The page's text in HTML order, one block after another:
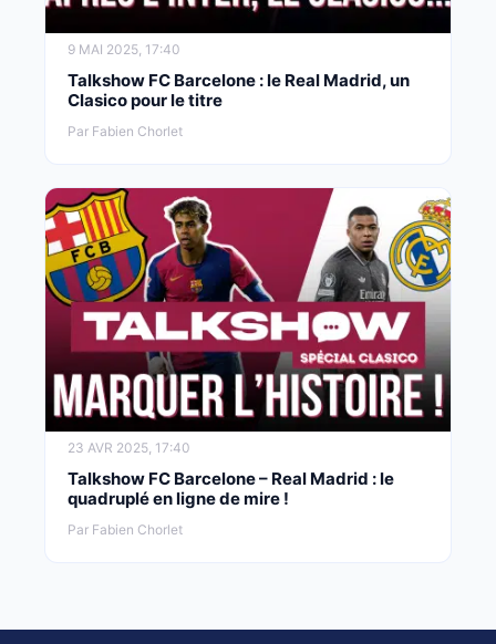
9 MAI 2025, 17:40
Talkshow FC Barcelone : le Real Madrid, un
Clasico pour le titre
Par Fabien Chorlet
23 AVR 2025, 17:40
Talkshow FC Barcelone – Real Madrid : le
quadruplé en ligne de mire !
Par Fabien Chorlet